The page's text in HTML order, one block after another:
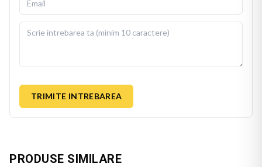
TRIMITE INTREBAREA
PRODUSE SIMILARE